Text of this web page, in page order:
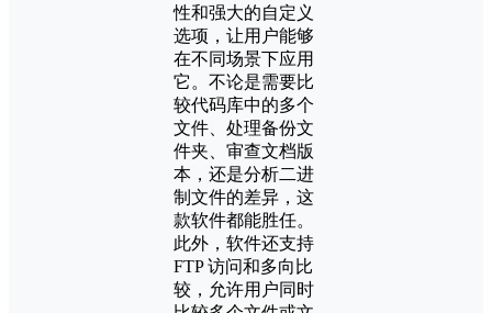
性和强大的自定义
选项，让用户能够
在不同场景下应用
它。不论是需要比
较代码库中的多个
文件、处理备份文
件夹、审查文档版
本，还是分析二进
制文件的差异，这
款软件都能胜任。
此外，软件还支持
FTP 访问和多向比
较，允许用户同时